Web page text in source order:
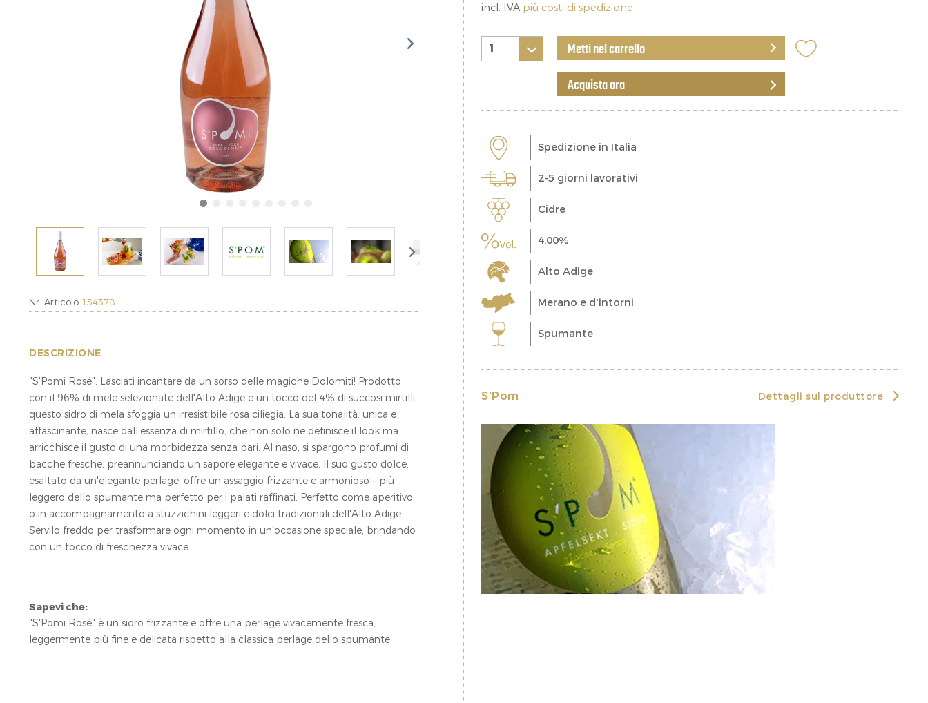
Nr. Articolo 154378
DESCRIZIONE
"S'Pomi Rosé": Lasciati incantare da un sorso delle magiche Dolomiti! Prodotto
con il 96% di mele selezionate dell'Alto Adige e un tocco del 4% di succosi mirtilli,
questo sidro di mela sfoggia un irresistibile rosa ciliegia. La sua tonalità, unica e
affascinante, nasce dall’essenza di mirtillo, che non solo ne definisce il look ma
arricchisce il gusto di una morbidezza senza pari. Al naso, si spargono profumi di
bacche fresche, preannunciando un sapore elegante e vivace. Il suo gusto dolce,
esaltato da un'elegante perlage, offre un assaggio frizzante e armonioso – più
leggero dello spumante ma perfetto per i palati raffinati. Perfetto come aperitivo
o in accompagnamento a stuzzichini leggeri e dolci tradizionali dell'Alto Adige.
Servilo freddo per trasformare ogni momento in un'occasione speciale, brindando
con un tocco di freschezza vivace.
Sapevi che:
"S'Pomi Rosé" è un sidro frizzante e offre una perlage vivacemente fresca,
leggermente più fine e delicata rispetto alla classica perlage dello spumante.
incl. IVA più costi di spedizione
Metti nel carrello
Acquista ora
Spedizione in Italia
2-5 giorni lavorativi
Cidre
4.00%
Alto Adige
Merano e d'intorni
Spumante
S'Pom Dettagli sul produttore